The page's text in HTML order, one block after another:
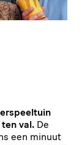
val. De
een minuut